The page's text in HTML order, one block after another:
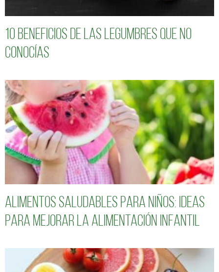
10 Beneficios de las legumbres que no
conocías
Alimentos saludables para niños: Ideas
para mejorar la alimentación infantil